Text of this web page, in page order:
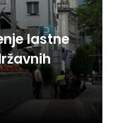
lastne